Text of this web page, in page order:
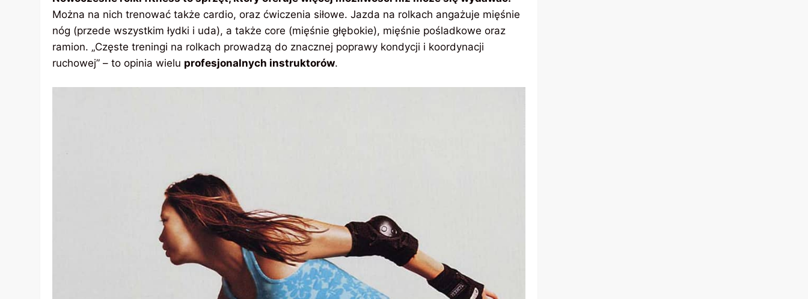
Można na nich trenować także cardio, oraz ćwiczenia siłowe. Jazda na rolkach angażuje mięśnie
nóg (przede wszystkim łydki i uda), a także core (mięśnie głębokie), mięśnie pośladkowe oraz
ramion. „Częste treningi na rolkach prowadzą do znacznej poprawy kondycji i koordynacji
ruchowej” – to opinia wielu profesjonalnych instruktorów.